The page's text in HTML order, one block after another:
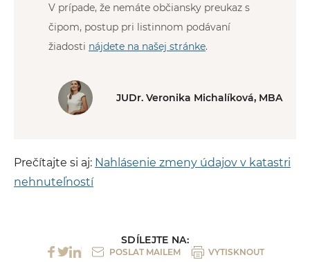
V prípade, že nemáte občiansky preukaz s
čipom, postup pri listinnom podávaní
žiadosti nájdete na našej stránke.
JUDr. Veronika Michalíková, MBA
Prečítajte si aj: Nahlásenie zmeny údajov v katastri
nehnuteľností
SDÍLEJTE NA:
POSLAT MAILEM VYTISKNOUT